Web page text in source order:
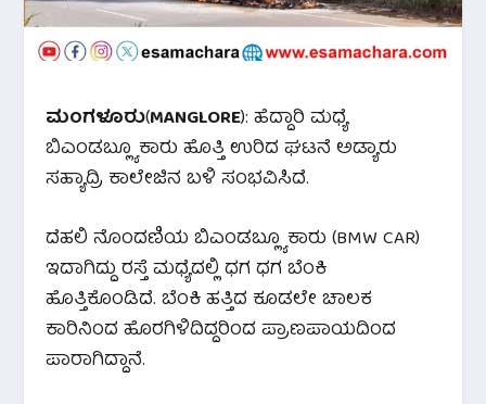
ಮಂಗಳೂರು(MANGLORE): ಹೆದ್ದಾರಿ ಮಧ್ಯೆ
ಬಿಎಂಡಬ್ಲ್ಯೂ ಕಾರು ಹೊತ್ತಿ ಉರಿದ ಘಟನೆ ಅಡ್ಯಾರು
ಸಹ್ಯಾದ್ರಿ ಕಾಲೇಜಿನ ಬಳಿ ಸಂಭವಿಸಿದೆ.
ದೆಹಲಿ ನೊಂದಣಿಯ ಬಿಎಂಡಬ್ಲ್ಯೂ ಕಾರು (BMW CAR)
ಇದಾಗಿದ್ದು ರಸ್ತೆ ಮಧ್ಯೆದಲ್ಲಿ ಧಗ ಧಗ ಬೆಂಕಿ
ಹೊತ್ತಿಕೊಂಡಿದೆ. ಬೆಂಕಿ ಹತ್ತಿದ ಕೂಡಲೇ ಚಾಲಕ
ಕಾರಿನಿಂದ ಹೊರಗಿಳಿದಿದ್ದರಿಂದ ಪ್ರಾಣಪಾಯದಿಂದ
ಪಾರಾಗಿದ್ದಾನೆ.